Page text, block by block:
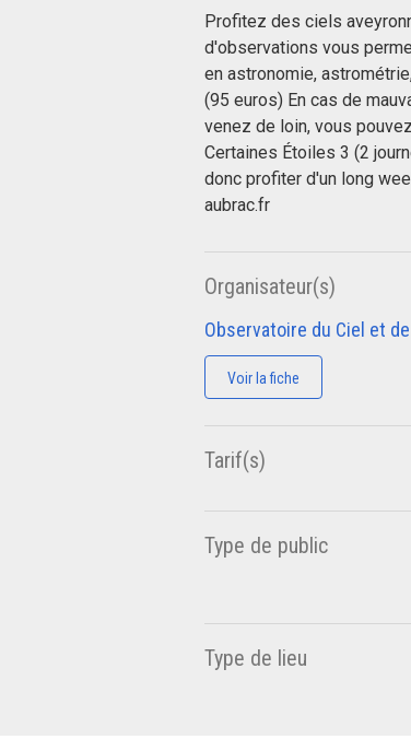
Profitez des ciels
d'observations vous
en astronomie,
(95 euros) En cas de
venez de loin, vous
Certaines Étoiles 3 (2
donc profiter d'un long
aubrac.fr
Organisateur(s)
Observatoire du Ciel et
Voir la fiche
Tarif(s)
Type de public
Type de lieu